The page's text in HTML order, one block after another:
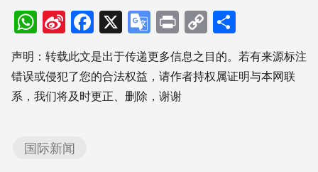
WhatsApp
Sina
Weibo
Facebook
X Google
Translate
PrintCopy
Link享
声明：转载此文是出于传递更多信息之目的。若有来源标注
错误或侵犯了您的合法权益，请作者持权属证明与本网联
系，我们将及时更正、删除，谢谢
国际新闻